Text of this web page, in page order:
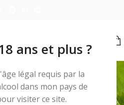
ans et plus ?
légal requis par la
dans mon pays de
visiter ce site.
7 résultats affichés